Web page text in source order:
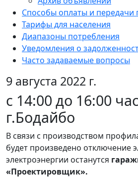
Способы оплаты и передачи
Тарифы для населения
Диапазоны потребления
Уведомления о
Часто задаваемые вопросы
9 августа 2022 г.
с 14:00 до 16:00
г.Бодайбо
В связи с производством
будет произведено отключение
электроэнергии останутся
«Проектировщик».